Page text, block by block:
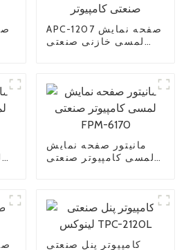
APC-1207 صفحه نمایش
لمسی خازنی صنعتی
مانیتور صفحه نمایش
لمسی کامپیوتر صنعتی
کامپیوتر پنل صنعتی